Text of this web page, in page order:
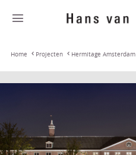
Home Projecten Hermitage Amsterdam